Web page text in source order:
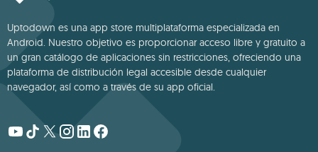
Uptodown es una app store multiplataforma especializada en
Android. Nuestro objetivo es proporcionar acceso libre y gratuito a
un gran catálogo de aplicaciones sin restricciones, ofreciendo una
plataforma de distribución legal accesible desde cualquier
navegador, así como a través de su app oficial.